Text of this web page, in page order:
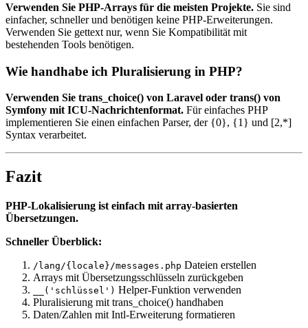
Verwenden Sie PHP-Arrays für die meisten Projekte. Sie sind
einfacher, schneller und benötigen keine PHP-Erweiterungen.
Verwenden Sie gettext nur, wenn Sie Kompatibilität mit
bestehenden Tools benötigen.
Wie handhabe ich Pluralisierung in PHP?
Verwenden Sie trans_choice() von Laravel oder trans() von
Symfony mit ICU-Nachrichtenformat. Für einfaches PHP
implementieren Sie einen einfachen Parser, der {0}, {1} und [2,*]
Syntax verarbeitet.
Fazit
PHP-Lokalisierung ist einfach mit array-basierten
Übersetzungen.
Schneller Überblick:
/lang/{locale}/messages.php Dateien erstellen
Arrays mit Übersetzungsschlüsseln zurückgeben
__('schlüssel') Helper-Funktion verwenden
Pluralisierung mit trans_choice() handhaben
Daten/Zahlen mit Intl-Erweiterung formatieren